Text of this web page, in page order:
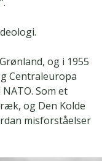
og i 1955
Centraleuropa
Som et
og Den Kolde
misforståelser